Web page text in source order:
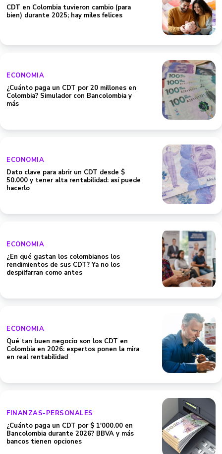
CDT en Colombia tuvieron cambio (para
bien) durante 2025; hay miles felices
ECONOMIA
¿Cuánto paga un CDT por 20 millones en
Colombia? Simulador con Bancolombia y
más
ECONOMIA
Dato clave para abrir un CDT desde $
50.000 y tener alta rentabilidad: así puede
hacerlo
ECONOMIA
¿En qué gastan los colombianos los
rendimientos de sus CDT? Ya no los
despilfarran como antes
ECONOMIA
Qué tan buen negocio son los CDT en
Colombia en 2026: expertos ponen la mira
en real rentabilidad
FINANZAS-PERSONALES
¿Cuánto paga un CDT por $ 1'000.00 en
Bancolombia durante 2026? BBVA y más
bancos tienen opciones